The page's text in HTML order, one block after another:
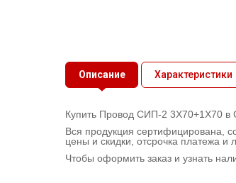
Контактная
информация
Описание Характеристики
Купить Провод СИП-2 3X70+1X70 в
Вся продукция сертифицирована,
цены и скидки, отсрочка платежа и
Чтобы оформить заказ и узнать